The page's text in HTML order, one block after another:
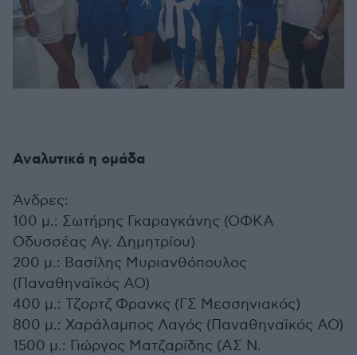
Αναλυτικά η ομάδα
Άνδρες:
100 μ.: Σωτήρης Γκαραγκάνης (ΟΦΚΑ
Οδυσσέας Αγ. Δημητρίου)
200 μ.: Βασίλης Μυριανθόπουλος
(Παναθηναϊκός ΑΟ)
400 μ.: Τζορτζ Φρανκς (ΓΣ Μεσσηνιακός)
800 μ.: Χαράλαμπος Λαγός (Παναθηναϊκός ΑΟ)
1500 μ.: Γιώργος Ματζαρίδης (ΑΣ Ν.